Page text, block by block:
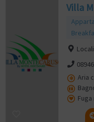
Villa
Aria